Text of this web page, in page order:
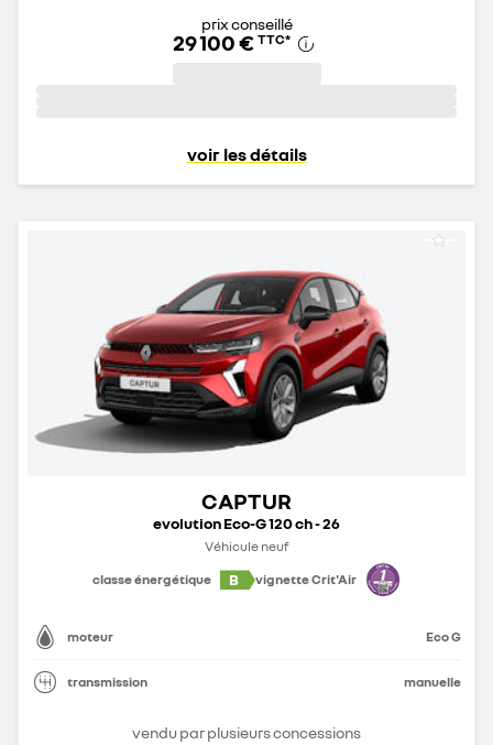
prix conseillé
29 100 € TTC*
voir les détails
CAPTUR
evolution Eco-G 120 ch - 26
Véhicule neuf
classe énergétique
B vignette Crit'Air
moteur Eco G
transmission manuelle
vendu par plusieurs concessions